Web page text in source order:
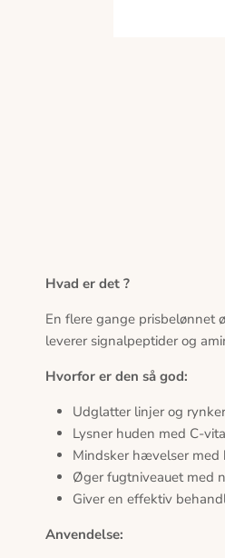
Hvad er det ?
En flere gange prisbelønnet
leverer signalpeptider og
Hvorfor er den så god:
Udglatter linjer og
Lysner huden med C-
Mindsker hævelser med
Øger fugtniveauet med
Giver en effektiv
Anvendelse: